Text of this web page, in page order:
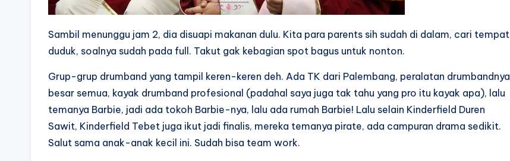
Sambil menunggu jam 2, dia disuapi makanan dulu. Kita para parents sih sudah di dalam, cari tempat
duduk, soalnya sudah pada full. Takut gak kebagian spot bagus untuk nonton.
Grup-grup drumband yang tampil keren-keren deh. Ada TK dari Palembang, peralatan drumbandnya
besar semua, kayak drumband profesional (padahal saya juga tak tahu yang pro itu kayak apa), lalu
temanya Barbie, jadi ada tokoh Barbie-nya, lalu ada rumah Barbie! Lalu selain Kinderfield Duren
Sawit, Kinderfield Tebet juga ikut jadi finalis, mereka temanya pirate, ada campuran drama sedikit.
Salut sama anak-anak kecil ini. Sudah bisa team work.